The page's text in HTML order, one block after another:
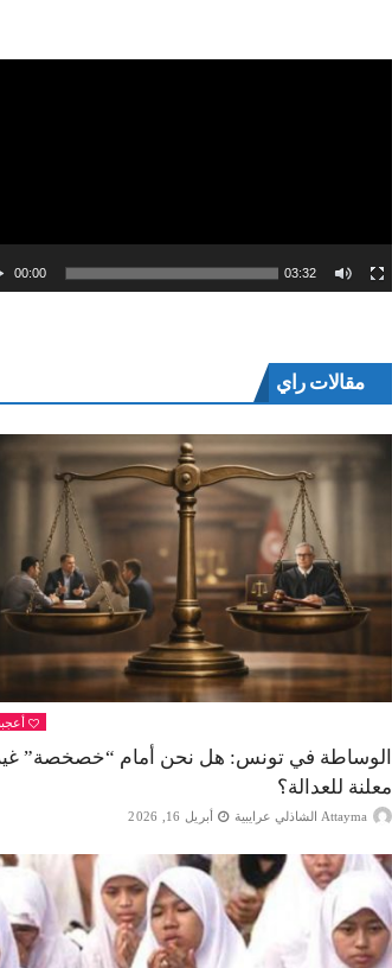
00:00 03:32
مقالات راي
الوساطة في تونس: هل نحن أمام “خصخصة”
معلنة للعدالة؟
Attayma الشاذلي عرايبية أبريل 16, 2026